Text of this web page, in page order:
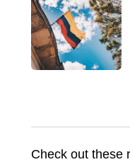
Check out these